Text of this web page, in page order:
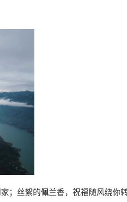
；丝絮的佩兰香，祝福随风绕你